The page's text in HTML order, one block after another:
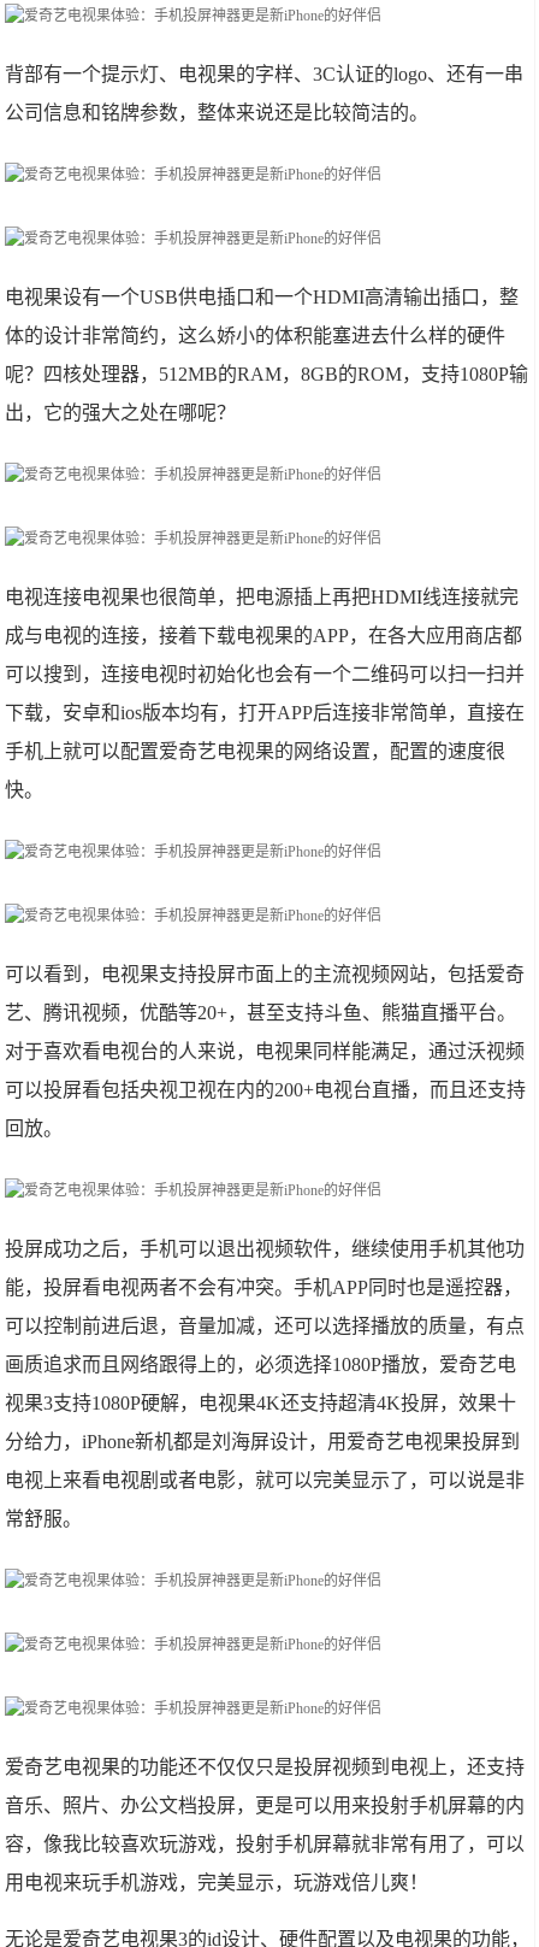
背部有一个提示灯、电视果的字样、3C认证的logo、还有一串
公司信息和铭牌参数，整体来说还是比较简洁的。
电视果设有一个USB供电插口和一个HDMI高清输出插口，整
体的设计非常简约，这么娇小的体积能塞进去什么样的硬件
呢？四核处理器，512MB的RAM，8GB的ROM，支持1080P输
出，它的强大之处在哪呢？
电视连接电视果也很简单，把电源插上再把HDMI线连接就完
成与电视的连接，接着下载电视果的APP，在各大应用商店都
可以搜到，连接电视时初始化也会有一个二维码可以扫一扫并
下载，安卓和ios版本均有，打开APP后连接非常简单，直接在
手机上就可以配置爱奇艺电视果的网络设置，配置的速度很
快。
可以看到，电视果支持投屏市面上的主流视频网站，包括爱奇
艺、腾讯视频，优酷等20+，甚至支持斗鱼、熊猫直播平台。
对于喜欢看电视台的人来说，电视果同样能满足，通过沃视频
可以投屏看包括央视卫视在内的200+电视台直播，而且还支持
回放。
投屏成功之后，手机可以退出视频软件，继续使用手机其他功
能，投屏看电视两者不会有冲突。手机APP同时也是遥控器，
可以控制前进后退，音量加减，还可以选择播放的质量，有点
画质追求而且网络跟得上的，必须选择1080P播放，爱奇艺电
视果3支持1080P硬解，电视果4K还支持超清4K投屏，效果十
分给力，iPhone新机都是刘海屏设计，用爱奇艺电视果投屏到
电视上来看电视剧或者电影，就可以完美显示了，可以说是非
常舒服。
爱奇艺电视果的功能还不仅仅只是投屏视频到电视上，还支持
音乐、照片、办公文档投屏，更是可以用来投射手机屏幕的内
容，像我比较喜欢玩游戏，投射手机屏幕就非常有用了，可以
用电视来玩手机游戏，完美显示，玩游戏倍儿爽！
无论是爱奇艺电视果3的id设计、硬件配置以及电视果的功能，